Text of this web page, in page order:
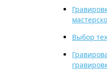
Выбор